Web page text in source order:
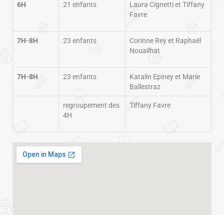
6H 21 enfants
Laura Cignetti et Tiffany
Favre
7H-8H 23 enfants
Corinne Rey et Raphaël
Nouailhat
7H-8H 23 enfants
Katalin Epiney et Marie
Ballestraz
regroupement des
4H
Tiffany Favre